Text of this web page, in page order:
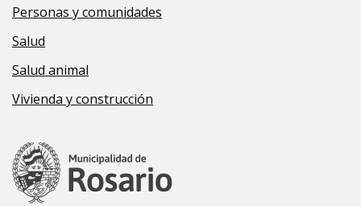
Personas y comunidades
Salud
Salud animal
Vivienda y construcción